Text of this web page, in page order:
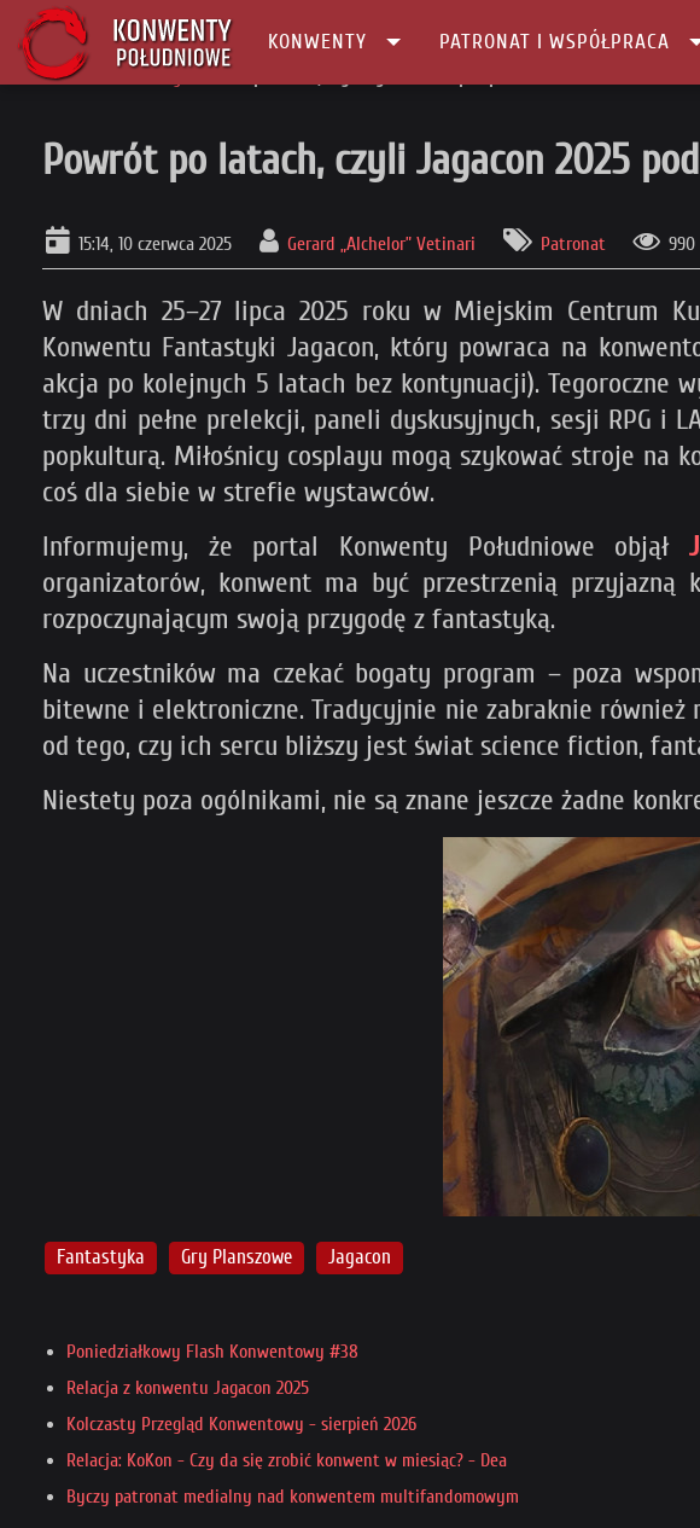
KONWENTY PATRONAT I WSPÓŁPRACA
Główna
Powrót po latach, czyli Jagacon 2025
15:14, 10 czerwca 2025 Gerard „Alchelor” Vetinari Patronat 990
W dniach 25–27 lipca 2025 roku w Miejskim Centrum
Konwentu Fantastyki Jagacon, który powraca na
akcja po kolejnych 5 latach bez kontynuacji). Tegoroczne
trzy dni pełne prelekcji, paneli dyskusyjnych, sesji RPG i
popkulturą. Miłośnicy cosplayu mogą szykować stroje na
coś dla siebie w strefie wystawców.
Informujemy, że portal Konwenty Południowe objął
organizatorów, konwent ma być przestrzenią przyjazną
rozpoczynającym swoją przygodę z fantastyką.
Na uczestników ma czekać bogaty program – poza
bitewne i elektroniczne. Tradycyjnie nie zabraknie
od tego, czy ich sercu bliższy jest świat science fiction,
Niestety poza ogólnikami, nie są znane jeszcze żadne
Fantastyka Gry Planszowe Jagacon
Poniedziałkowy Flash Konwentowy #38
Relacja z konwentu Jagacon 2025
Kolczasty Przegląd Konwentowy - sierpień 2026
Relacja: KoKon - Czy da się zrobić konwent w miesiąc? - Dea
Byczy patronat medialny nad konwentem multifandomowym